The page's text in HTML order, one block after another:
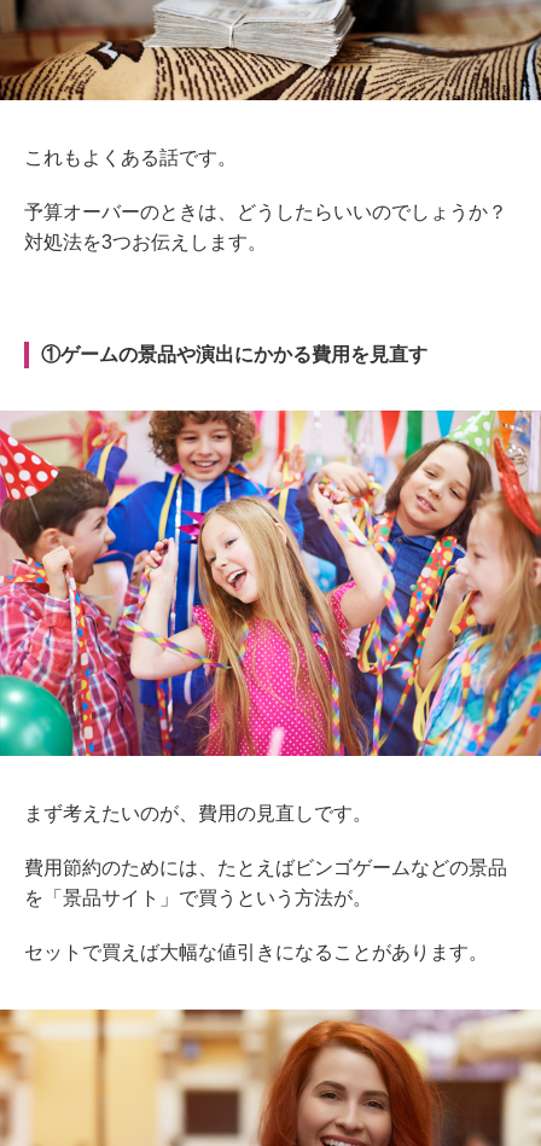
これもよくある話です。
予算オーバーのときは、どうしたらいいのでしょうか？
対処法を3つお伝えします。
①ゲームの景品や演出にかかる費用を見直す
まず考えたいのが、費用の見直しです。
費用節約のためには、たとえばビンゴゲームなどの景品
を「景品サイト」で買うという方法が。
セットで買えば大幅な値引きになることがあります。